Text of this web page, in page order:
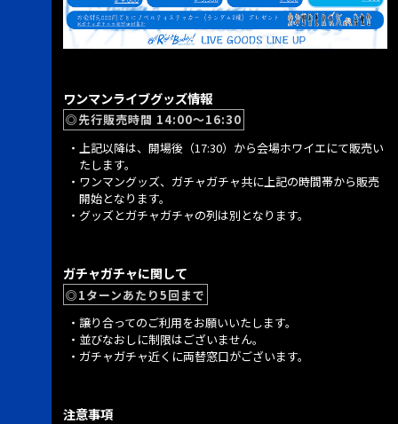
ワンマンライブグッズ情報
◎先行販売時間 14:00～16:30
上記以降は、開場後（17:30）から会場ホワイエにて販売い
たします。
ワンマングッズ、ガチャガチャ共に上記の時間帯から販売
開始となります。
グッズとガチャガチャの列は別となります。
ガチャガチャに関して
◎1ターンあたり5回まで
譲り合ってのご利用をお願いいたします。
並びなおしに制限はございません。
ガチャガチャ近くに両替窓口がございます。
注意事項